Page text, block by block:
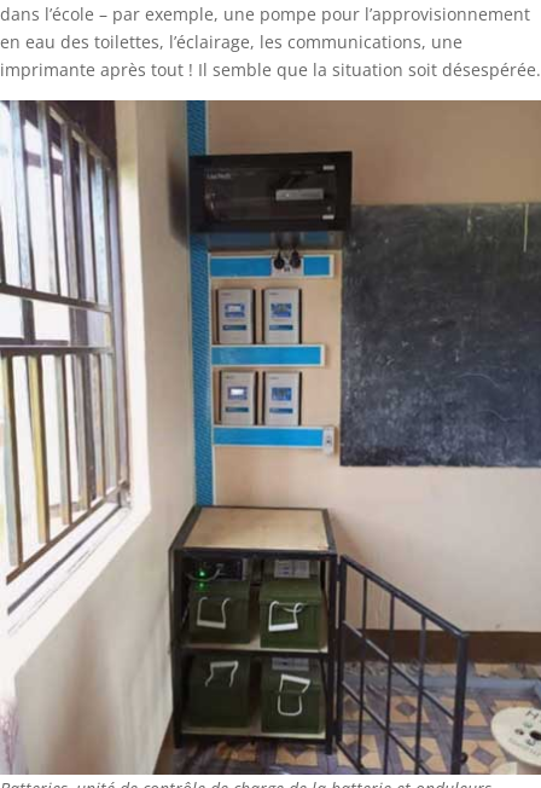
dans l’école – par exemple, une pompe pour l’approvisionnement
en eau des toilettes, l’éclairage, les communications, une
imprimante après tout ! Il semble que la situation soit désespérée.